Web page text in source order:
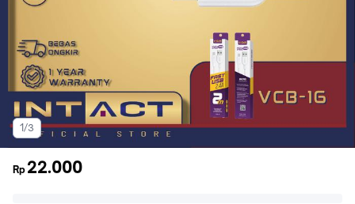
1/3
Rp 22.000